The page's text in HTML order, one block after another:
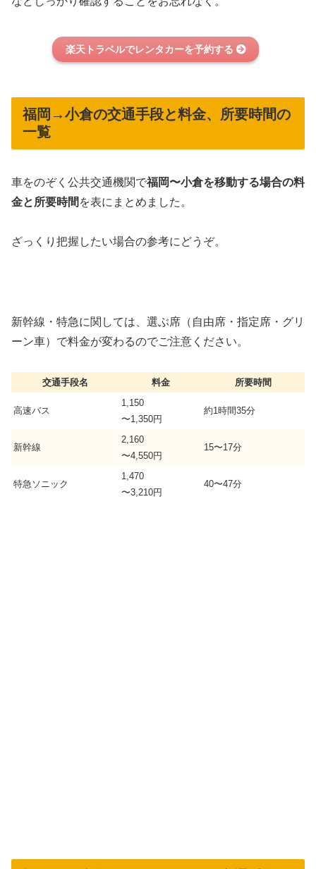
楽天トラベルでレンタカーを予約する
福岡→小倉の交通手段と料金、所要時間の
一覧
車をのぞく公共交通機関で福岡〜小倉を移動する場合の料
金と所要時間 を表にまとめました。
ざっくり把握したい場合の参考にどうぞ。
新幹線・特急に関しては、選ぶ席（自由席・指定席・グリ
ーン車）で料金が変わるのでご注意ください。
交通手段名 料金 所要時間
高速バス
1,150
〜1,350円
約1時間35分
新幹線
2,160
〜4,550円
15〜17分
特急ソニック
1,470
〜3,210円
40〜47分